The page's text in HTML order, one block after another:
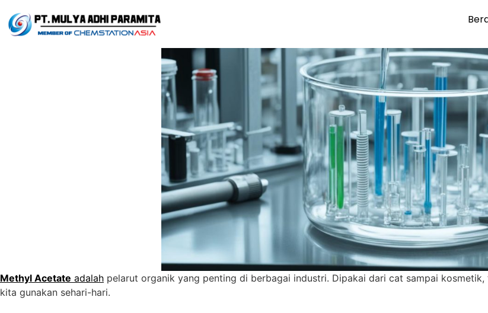
Methyl Acetate adalah pelarut organik yang penting di berbagai industri. Dipakai dari cat sampai
kita gunakan sehari-hari.